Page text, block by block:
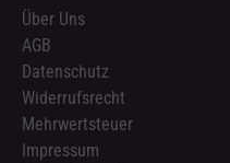
Über Uns
AGB
Datenschutz
Widerrufsrecht
Mehrwertsteuer
Impressum